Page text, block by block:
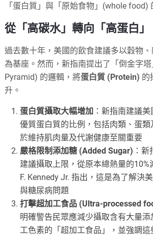
「蛋白質」與「原始食物」(whole food)
從「高碳水」轉向「高蛋白」
過去數十年，美國的飲食建議多以穀物
為基座。然而，新指南提出了「倒金字塔
Pyramid) 的邏輯，將蛋白質 (Protein) 的
升。
蛋白質攝取大幅增加 ：新指南建議
優質蛋白質的比例，包括肉類、蛋
於維持肌肉量及代謝健康至關重要
嚴格限制添加糖 (Added Sugar) ：
建議攝取上限，從原本總熱量的10%
F. Kennedy Jr. 指出，這是為了解決
與糖尿病問題
打擊超加工食品 (Ultra-processed
明確警告民眾應減少攝取含有大量
工色素的「超加工食品」，並強調